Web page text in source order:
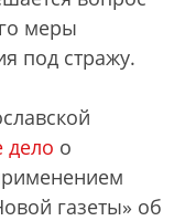
меры
под стражу.
дело о
газеты» об